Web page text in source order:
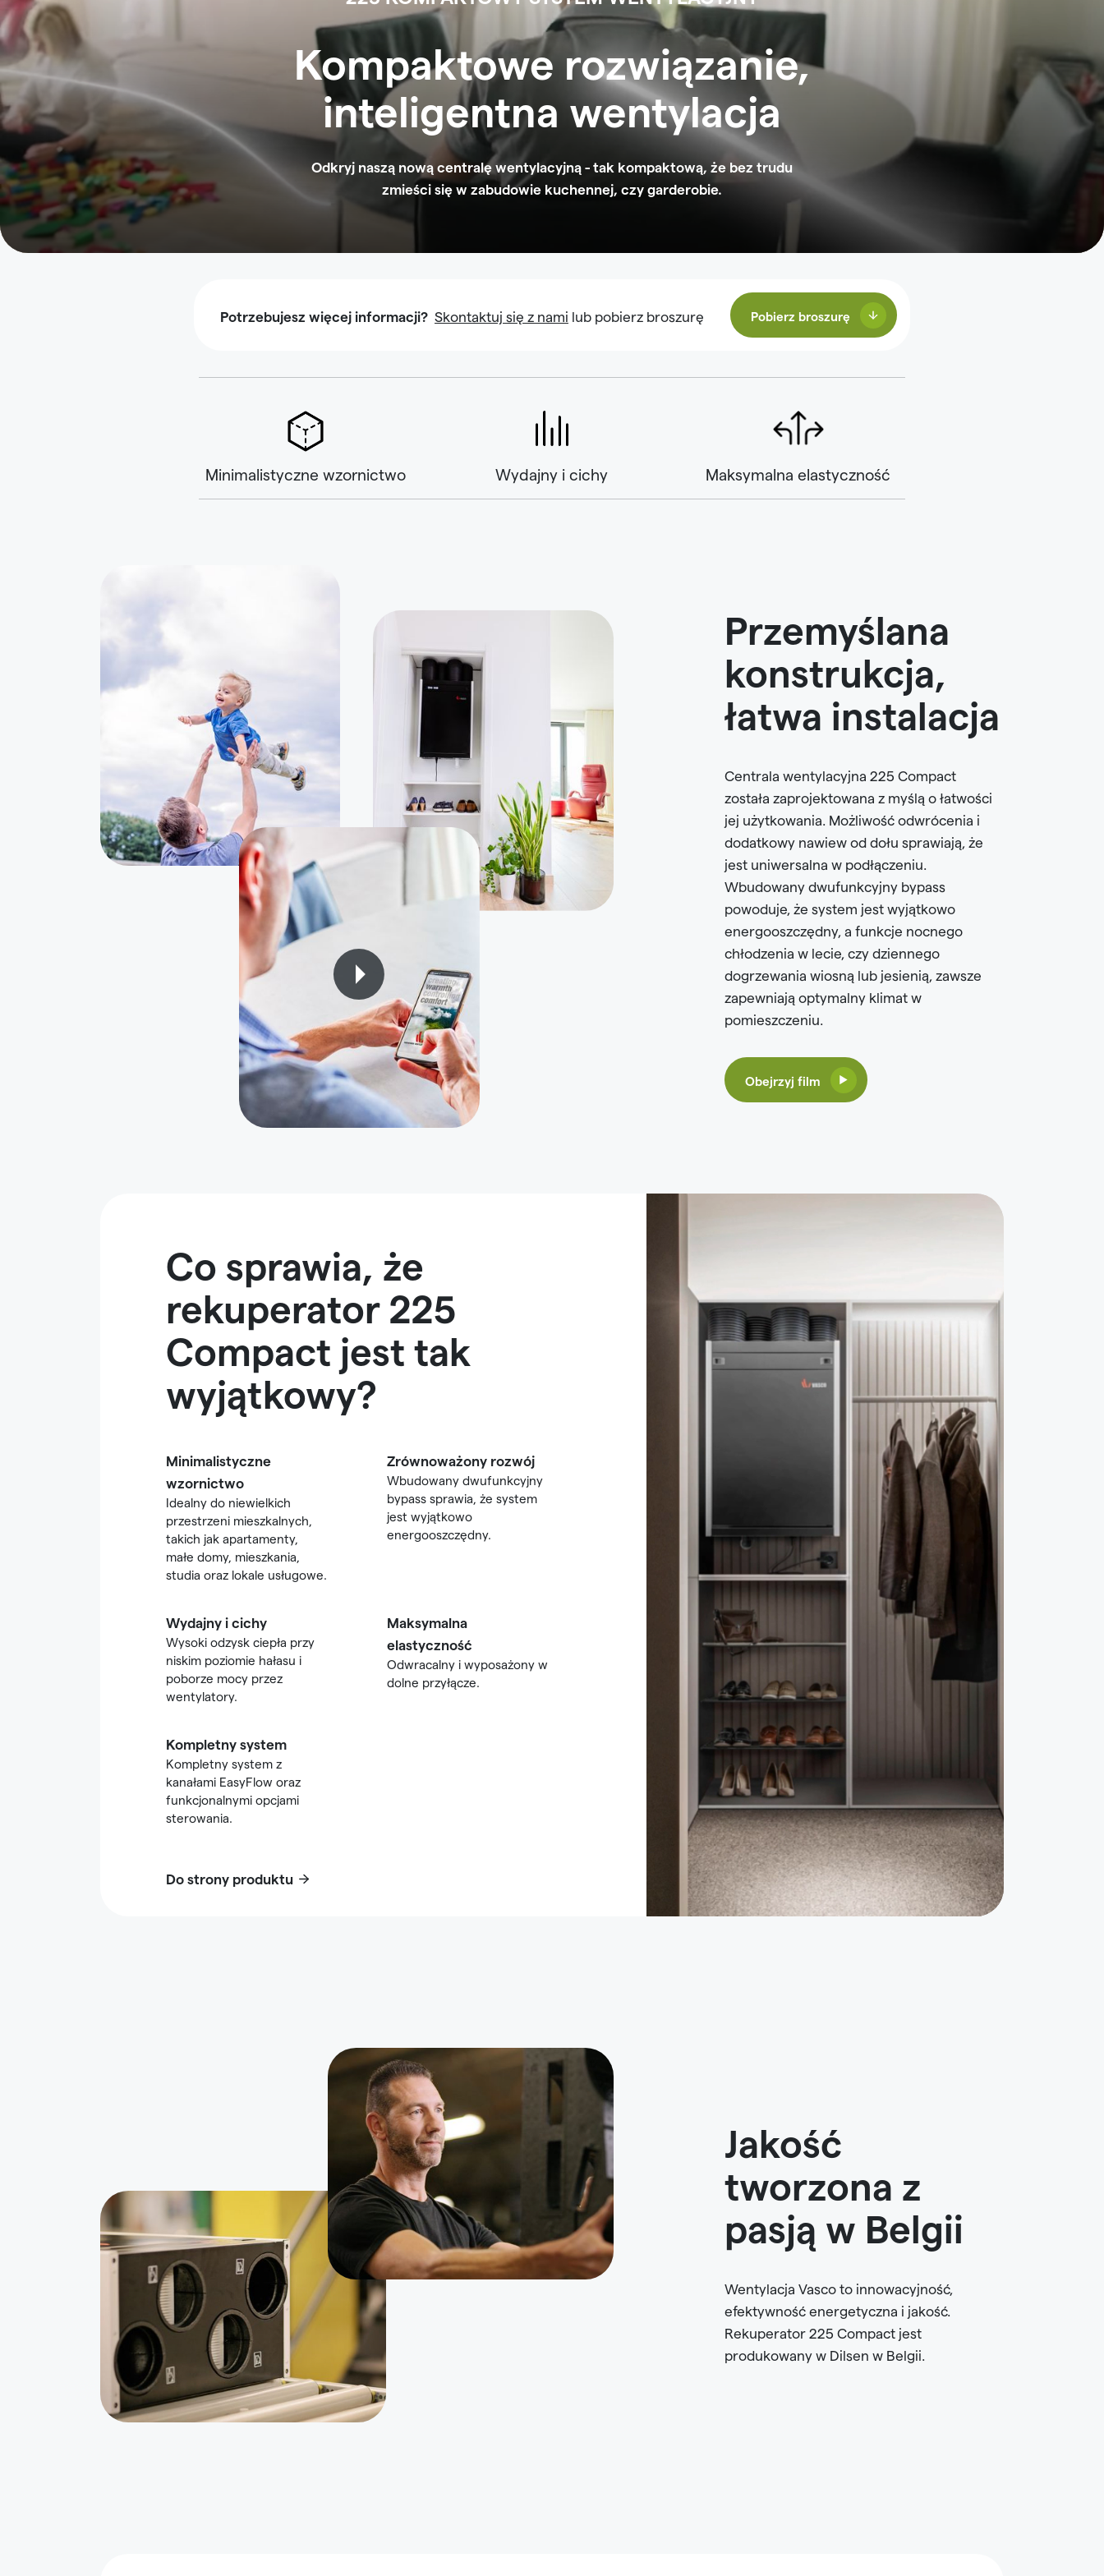
Kompaktowe rozwiązanie,
inteligentna wentylacja
Odkryj naszą nową centralę wentylacyjną - tak kompaktową, że bez trudu
zmieści się w zabudowie kuchennej, czy garderobie.
Potrzebujesz więcej informacji? Skontaktuj się z nami lub pobierz broszurę Pobierz broszurę
Minimalistyczne wzornictwo Wydajny i cichy Maksymalna elastyczność
Przemyślana
konstrukcja,
łatwa instalacja
Centrala wentylacyjna 225 Compact
została zaprojektowana z myślą o łatwości
jej użytkowania. Możliwość odwrócenia i
dodatkowy nawiew od dołu sprawiają, że
jest uniwersalna w podłączeniu.
Wbudowany dwufunkcyjny bypass
powoduje, że system jest wyjątkowo
energooszczędny, a funkcje nocnego
chłodzenia w lecie, czy dziennego
dogrzewania wiosną lub jesienią, zawsze
zapewniają optymalny klimat w
pomieszczeniu.
Obejrzyj film
Co sprawia, że
rekuperator 225
Compact jest tak
wyjątkowy?
Minimalistyczne
wzornictwo
Idealny do niewielkich
przestrzeni mieszkalnych,
takich jak apartamenty,
małe domy, mieszkania,
studia oraz lokale usługowe.
Zrównoważony rozwój
Wbudowany dwufunkcyjny
bypass sprawia, że system
jest wyjątkowo
energooszczędny.
Wydajny i cichy
Wysoki odzysk ciepła przy
niskim poziomie hałasu i
poborze mocy przez
wentylatory.
Maksymalna
elastyczność
Odwracalny i wyposażony w
dolne przyłącze.
Kompletny system
Kompletny system z
kanałami EasyFlow oraz
funkcjonalnymi opcjami
sterowania.
Do strony produktu
Jakość
tworzona z
pasją w Belgii
Wentylacja Vasco to innowacyjność,
efektywność energetyczna i jakość.
Rekuperator 225 Compact jest
produkowany w Dilsen w Belgii.